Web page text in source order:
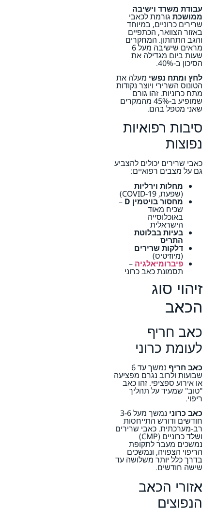
עבודת משרד וישיבה
ממושכתגורמת לכאבי
שרירים כרוניים, במיוחד
באזור הצוואר, הכתפיים
והגב התחתון. המחקרים
מראים שישיבה מעל 6
שעות ביום מגדילה את
הסיכון ב-40%.
לחץ ומתח נפשי מעלה את
הטונוס השרירי ויוצר נקודות
מתח כרוניות. זהו גורם
שמופיע ב-45% מהמקרים
שאני מטפל בהם.
סיבות רפואיות
נפוצות
כאבי שרירים יכולים להצביע
גם על מצבים רפואיים:
מחלות וירליות
(שפעת, COVID-19)
מחסור בויטמין D –
שכיח מאוד
באוכלוסייה
הישראלית
בעיות בבלוטת
התריס
דלקות שרירים
(מיוזיטיס)
פיברומיאלגיה –
תסמונת כאב כרוני
זיהוי סוג
הכאב
כאב חריף
לעומת כרוני
כאב חריף נמשך עד 6
שבועות ולרוב נגרם מפציעה
או אירוע ספציפי. זהו כאב
"טוב" שמעיד על תהליך
ריפוי.
כאב כרוני
נמשך מעל 3-6
חודשים ודורש התייחסות
רב-מערכתית. כאבי שרירים
ושלד כרוניים (CMP)
נמשכים מעבר לתקופת
הריפוי הצפויה, ונמשכים
בדרך כלל יותר משלושה עד
שישה חודשים.
אזורי הכאב
הנפוצים